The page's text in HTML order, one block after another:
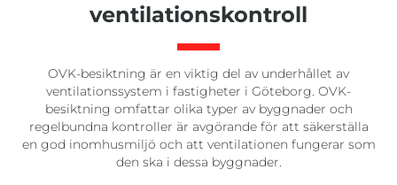
ventilationskontroll
OVK-besiktning är en viktig del av underhållet av
ventilationssystem i fastigheter i Göteborg. OVK-
besiktning omfattar olika typer av byggnader och
regelbundna kontroller är avgörande för att säkerställa
en god inomhusmiljö och att ventilationen fungerar som
den ska i dessa byggnader.